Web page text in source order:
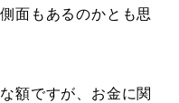
面もあるのかとも思
額ですが、お金に関